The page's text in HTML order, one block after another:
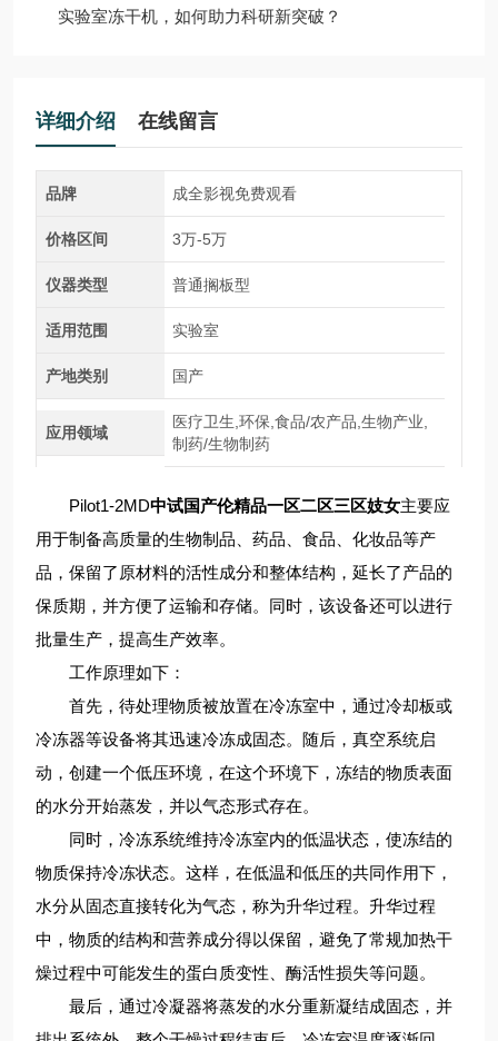
实验室冻干机，如何助力科研新突破？
详细介绍 在线留言
品牌 成全影视免费观看
价格区间 3万-5万
仪器类型 普通搁板型
适用范围 实验室
产地类别 国产
应用领域
医疗卫生,环保,食品/农产品,生物产业,
制药/生物制药
Pilot1-2MD中试国产伦精品一区二区三区妓女主要应
用于制备高质量的生物制品、药品、食品、化妆品等产
品，保留了原材料的活性成分和整体结构，延长了产品的
保质期，并方便了运输和存储。同时，该设备还可以进行
批量生产，提高生产效率。
工作原理如下：
首先，待处理物质被放置在冷冻室中，通过冷却板或
冷冻器等设备将其迅速冷冻成固态。随后，真空系统启
动，创建一个低压环境，在这个环境下，冻结的物质表面
的水分开始蒸发，并以气态形式存在。
同时，冷冻系统维持冷冻室内的低温状态，使冻结的
物质保持冷冻状态。这样，在低温和低压的共同作用下，
水分从固态直接转化为气态，称为升华过程。升华过程
中，物质的结构和营养成分得以保留，避免了常规加热干
燥过程中可能发生的蛋白质变性、酶活性损失等问题。
最后，通过冷凝器将蒸发的水分重新凝结成固态，并